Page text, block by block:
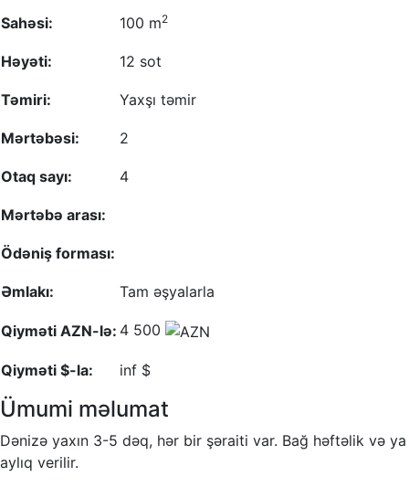
Sahəsi: 100 m2
Həyəti: 12 sot
Təmiri: Yaxşı təmir
Mərtəbəsi: 2
Otaq sayı: 4
Mərtəbə arası:
Ödəniş forması:
Əmlakı: Tam əşyalarla
Qiyməti AZN-lə: 4 500
Qiyməti $-la: inf $
Ümumi məlumat
Dənizə yaxın 3-5 dəq, hər bir şəraiti var. Bağ həftəlik və ya
aylıq verilir.